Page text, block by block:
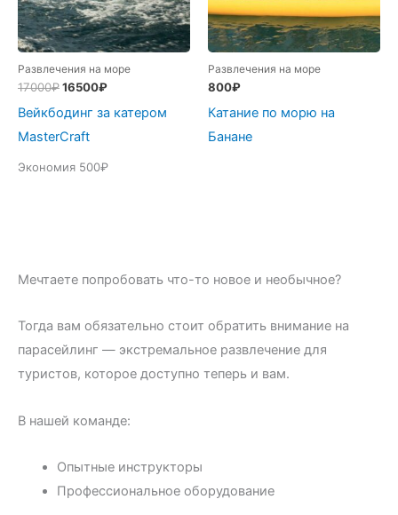
Развлечения на море
17000₽Первоначальная
составляла
17000₽.
16500₽Текущая
16500₽.
Вейкбодинг за катером
MasterCraft
Экономия 500₽
Развлечения на море
800₽
Катание по морю на
Банане
Мечтаете попробовать что-то новое и необычное?
Тогда вам обязательно стоит обратить внимание на
парасейлинг — экстремальное развлечение для
туристов, которое доступно теперь и вам.
В нашей команде:
Опытные инструкторы
Профессиональное оборудование